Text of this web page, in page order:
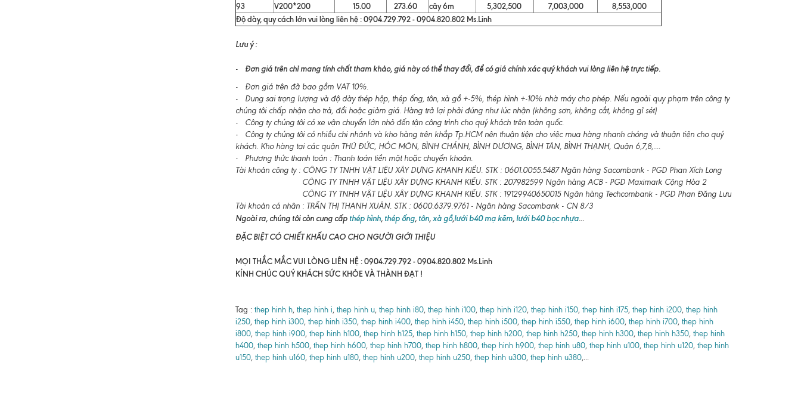
93
V200*200 15.00 273.60 cây 6m 5,302,500 7,003,000
8,553,000
Độ dày, quy cách lớn vui lòng liên hệ : 0904.729.792 - 0904.820.802 Ms.Linh
Lưu ý :
- Đơn giá trên chỉ mang tính chất tham khảo, giá này có thể thay đổi, để có giá chính xác quý khách vui lòng liên hệ trực tiếp.
- Đơn giá trên đã bao gồm VAT 10%.
- Dung sai trọng lượng và độ dày thép hộp, thép ống, tôn, xà gồ +-5%, thép hình +-10% nhà máy cho phép. Nếu ngoài quy phạm trên công ty
chúng tôi chấp nhận cho trả, đổi hoặc giảm giá. Hàng trả lại phải đúng như lúc nhận (không sơn, không cắt, không gỉ sét)
- Công ty chúng tôi có xe vận chuyển lớn nhỏ đến tận công trình cho quý khách trên toàn quốc.
- Công ty chúng tôi có nhiều chi nhánh và kho hàng trên khắp Tp.HCM nên thuận tiện cho việc mua hàng nhanh chóng và thuận tiện cho quý
khách. Kho hàng tại các quận THỦ ĐỨC, HÓC MÔN, BÌNH CHÁNH, BÌNH DƯƠNG, BÌNH TÂN, BÌNH THẠNH, Quận 6,7,8,....
- Phương thức thanh toán : Thanh toán tiền mặt hoặc chuyển khoản.
Tài khoản công ty : CÔNG TY TNHH VẬT LIỆU XÂY DỰNG KHANH KIỀU. STK : 0601.0055.5487 Ngân hàng Sacombank - PGD Phan Xích Long
CÔNG TY TNHH VẬT LIỆU XÂY DỰNG KHANH KIỀU. STK : 207982599 Ngân hàng ACB - PGD Maximark Cộng Hòa 2
CÔNG TY TNHH VẬT LIỆU XÂY DỰNG KHANH KIỀU. STK : 19129940650015 Ngân hàng Techcombank - PGD Phan Đăng Lưu
Tài khoản cá nhân : TRẦN THỊ THANH XUÂN. STK : 0600.6379.9761 - Ngân hàng Sacombank - CN 8/3
Ngoài ra, chúng tôi còn cung cấpthép hình,thép ống, tôn, xà gồ,lưới b40 mạ kẽm, lưới b40 bọc nhựa...
ĐẶC BIỆT CÓ CHIẾT KHẤU CAO CHO NGƯỜI GIỚI THIỆU
MỌI THẮC MẮC VUI LÒNG LIÊN HỆ : 0904.729.792 - 0904.820.802 Ms.Linh
KÍNH CHÚC QUÝ KHÁCH SỨC KHỎE VÀ THÀNH ĐẠT !
Tag : thep hinh h, thep hinh i, thep hinh u, thep hinh i80, thep hinh i100, thep hinh i120, thep hinh i150, thep hinh i175, thep hinh i200, thep hinh
i250, thep hinh i300, thep hinh i350, thep hinh i400, thep hinh i450, thep hinh i500, thep hinh i550, thep hinh i600, thep hinh i700, thep hinh
i800, thep hinh i900, thep hinh h100, thep hinh h125, thep hinh h150, thep hinh h200, thep hinh h250, thep hinh h300, thep hinh h350, thep hinh
h400, thep hinh h500, thep hinh h600, thep hinh h700, thep hinh h800, thep hinh h900, thep hinh u80, thep hinh u100, thep hinh u120, thep hinh
u150, thep hinh u160, thep hinh u180, thep hinh u200, thep hinh u250, thep hinh u300, thep hinh u380,...